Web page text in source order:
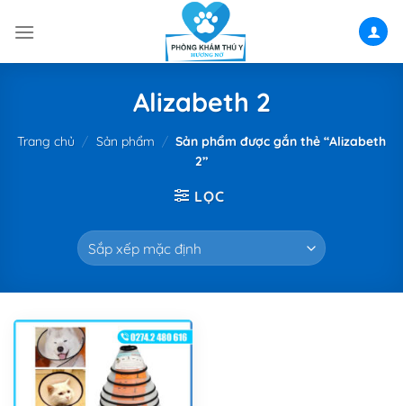
Alizabeth 2
Trang chủ / Sản phẩm / Sản phẩm được gắn thẻ “Alizabeth
2”
LỌC